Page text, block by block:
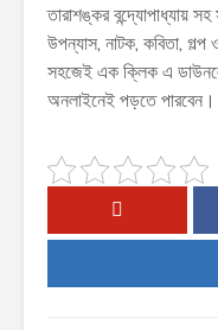
তারাশঙ্কর বন্দ্যোপাধ্যায়
উপন্যাস, নাটক, কবিতা,
সহজেই এক ক্লিক এ
অনলাইনেই পড়তে পারবেন।